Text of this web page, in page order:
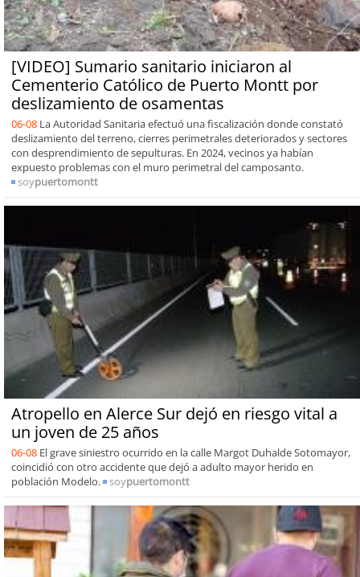
[VIDEO] Sumario sanitario iniciaron al
Cementerio Católico de Puerto Montt por
deslizamiento de osamentas
06-08 La Autoridad Sanitaria efectuó una fiscalización donde constató
deslizamiento del terreno, cierres perimetrales deteriorados y sectores
con desprendimiento de sepulturas. En 2024, vecinos ya habían
expuesto problemas con el muro perimetral del camposanto.
soypuertomontt
Atropello en Alerce Sur dejó en riesgo vital a
un joven de 25 años
06-08 El grave siniestro ocurrido en la calle Margot Duhalde Sotomayor,
coincidió con otro accidente que dejó a adulto mayor herido en
población Modelo.
soypuertomontt